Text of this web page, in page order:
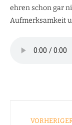
ehren schon gar
Aufmerksamkeit